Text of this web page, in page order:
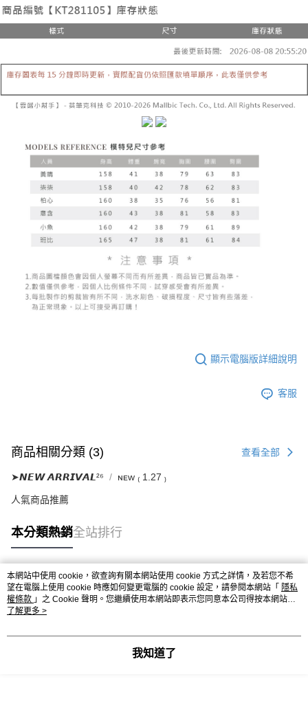
法說明評估內容。
【繳款方式說明】
1.分期款項不併入電信帳單，「大哥付你分期」於每月結算日後寄送繳費提
2.透過簡訊連結打開帳單後，可選擇「超商條碼／台灣大直營門市／銀行轉
帳／街口支付／iPASS MONEY」等通路繳費。
1.本服務係由「台灣大哥大股份有限公司」（以下簡稱本公司）所提供，讓
用戶於交易時，得透過本服務購買商品或服務，並由商店將買賣／分期付款
2.基於同意付款使用「大哥付你分期」之契約關係目的，商店將以您的個人
資料（包含姓名、電話或地址）提供予台灣大哥大進項蒐集、處理及利用，
由本公司與您本人進行分期帳單所需資料之確認、核對及更正。
3.完整用戶服務條款，請詳閱以下連結： https://oppay.tw/userRule
２．便利：只要手機號碼，簡訊認證，即可結帳。
１．於結帳方式選擇「AFTEE先享後付」後，將跳轉至「AFTEE先享後付」
結帳頁面，進行簡訊認證並確認金額後，即可完成結帳。
２．訂單成立數日內，您將收到繳費通知簡訊。
３．收到繳費通知簡訊後14天內，點擊此簡訊中的連結，可透過四大超商／
ATM／網路銀行／等多元方式進行付款，方視為交易完成。
※ 請注意：結帳手續完成當下不需立刻繳費，但若您需要取消訂單，請聯絡
購買商品的店家。未經商家同意取消之訂單仍視為有效，需透過AFTEE先享
後付繳納相關費用。
※ 交易是否成功請以「AFTEE先享後付 」之結帳頁面顯示為準，若有關於
是否繳費成功／繳費後需取消欲退款等相關疑問，請聯繫「AFTEE先享後付
客戶支援中心」
https://netprotections.freshdesk.com/support/home
【注意事項】
１．透過由恩沛科技股份有限公司提供之「AFTEE先享後付」服務完成之交
易，需依本服務之必要範圍內提供個人資料，並將交易相關給付款項請求債
權轉讓予恩沛科技股份有限公司。
２．關於個人資料處理事宜，請瀏覽以下網址：
https://aftee.tw/terms/#terms3
３．未成年的使用者請事先徵得法定代理人或監護人之同意方可使用
「AFTEE先享後付」，若未經同意申辦者引起之損失，本公司不負相關責
任。
５．嚴禁一人註冊多個帳號或使用他人資訊註冊。若發現惡意使用之情形，
恩沛科技股份有限公司將有權停止該用戶之使用額度並採取法律行動。
全家取貨付款
每筆NT$60，滿NT$1,800(含以上)免運費
付款後全家取貨
已關閉，請勿下單
已關閉，請勿下單(付取)
每筆NT$10,000
7-11取貨付款
每筆NT$60，滿NT$1,800(含以上)免運費
付款後7-11取貨
每筆NT$60，滿NT$1,600(含以上)免運費
宅配
每筆NT$100，滿NT$2,500(含以上)免運費
顯示電腦版詳細說明
客服
商品相關分類 (3) 查看全部
➤𝙉𝙀𝙒 𝘼𝙍𝙍𝙄𝙑𝘼𝙇²⁶ ɴᴇᴡ ₍ 1.27 ₎
人氣商品推薦
本分類熱銷全站排行
熱門標籤
本網站中使用 cookie，欲查詢有關本網站使用 cookie 方式之詳情，及若您不希
望在電腦上使用 cookie 時應如何變更電腦的 cookie 設定，請參閱本網站「 隱私
權條款 」之 Cookie 聲明。您繼續使用本網站即表示您同意本公司得按本網站使
用條款之 Cookie 聲明使用 cookie。
了解更多 >
我知道了